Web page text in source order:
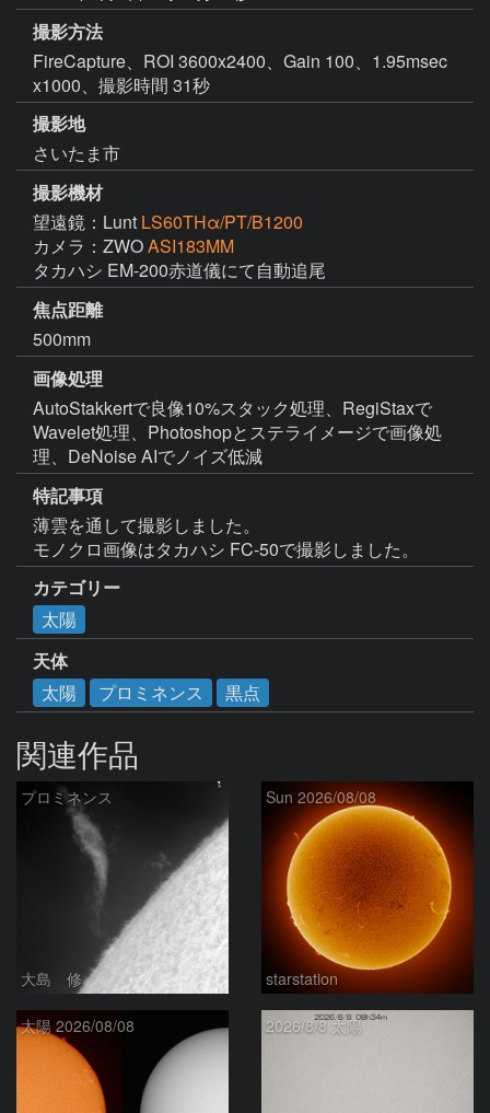
撮影方法
FireCapture、ROI 3600x2400、Gain 100、1.95msec
x1000、撮影時間 31秒
撮影地
さいたま市
撮影機材
望遠鏡：Lunt LS60THα/PT/B1200
カメラ：ZWOASI183MM
タカハシ EM-200赤道儀にて自動追尾
焦点距離
500mm
画像処理
AutoStakkertで良像10%スタック処理、RegiStaxで
Wavelet処理、Photoshopとステライメージで画像処
理、DeNoise AIでノイズ低減
特記事項
薄雲を通して撮影しました。
モノクロ画像はタカハシ FC-50で撮影しました。
カテゴリー
太陽
天体
太陽
プロミネンス 黒点
関連作品
プロミネンス
大島 修
Sun 2026/08/08
starstation
太陽 2026/08/08 2026/8/8 太陽